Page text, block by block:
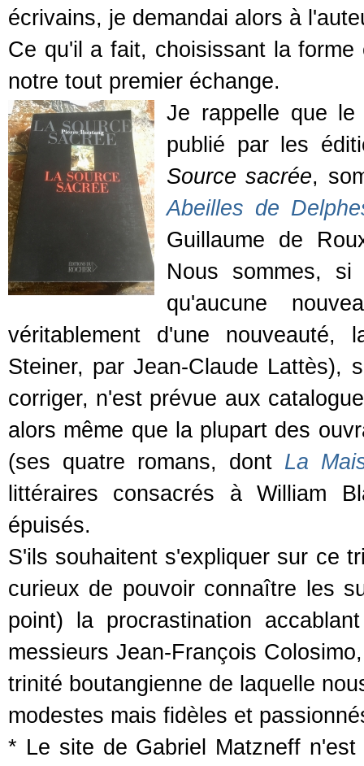
écrivains, je demandai alors à
Ce qu'il a fait, choisissant la
notre tout premier échange.
Je rappelle que
publié par les
Source sacrée,
Abeilles de
Guillaume de
Nous sommes,
qu'aucune
véritablement d'une
Steiner, par Jean-Claude Lattès),
corriger, n'est prévue aux
alors même que la plupart des
(ses quatre romans, dont La
littéraires consacrés à William
épuisés.
S'ils souhaitent s'expliquer sur ce
curieux de pouvoir connaître les
point) la procrastination
messieurs Jean-François
trinité boutangienne de laquelle
modestes mais fidèles et
* Le site de Gabriel Matzneff